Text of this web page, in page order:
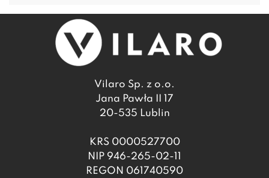
Vilaro Sp. z o.o.
Jana Pawła II 17
20-535 Lublin
KRS 0000527700
NIP 946-265-02-11
REGON 061740590